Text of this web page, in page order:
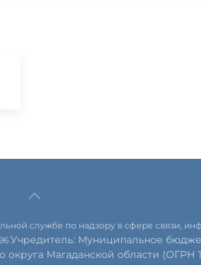
службе по надзору в сфере связи,
Учредитель: Муниципальное
Магаданской области (ОГРН